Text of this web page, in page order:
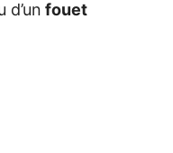
d’un fouet